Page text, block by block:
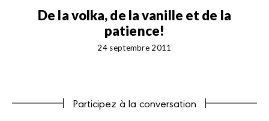
De la volka, de la vanille et de la
patience!
24 septembre 2011
Participez à la conversation